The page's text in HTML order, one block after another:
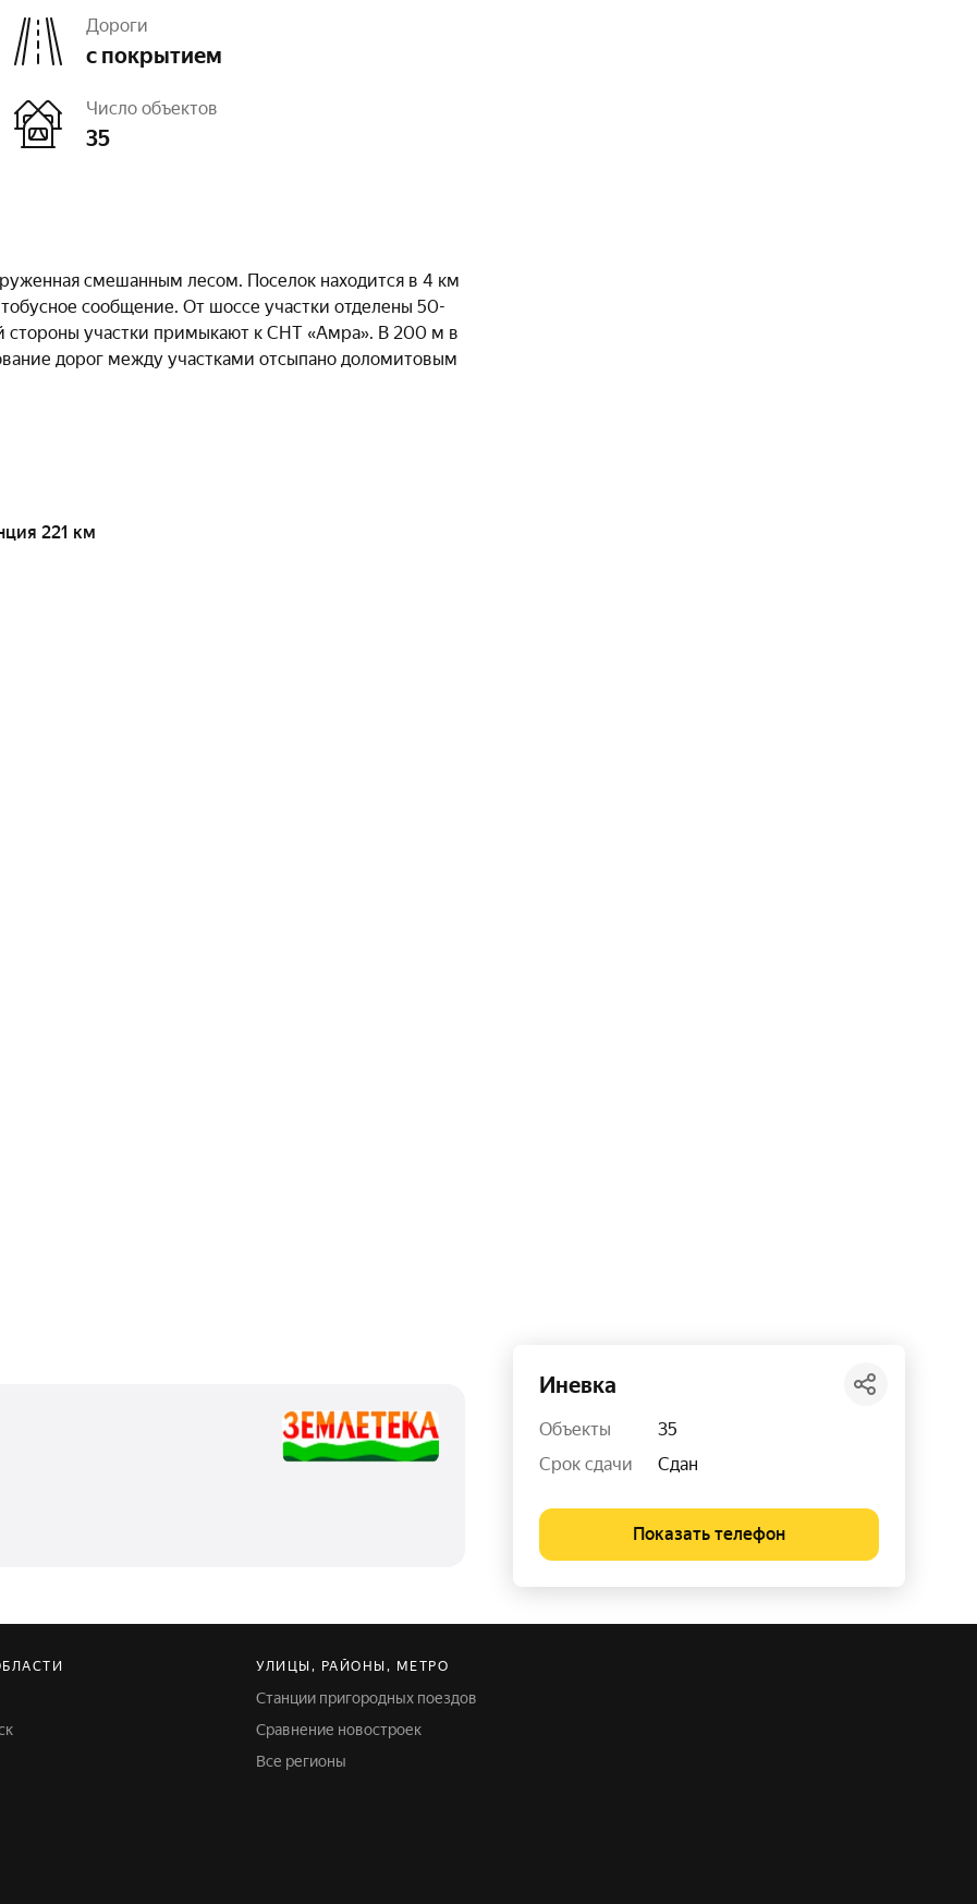
Дороги
с покрытием
Число объектов
35
смешанным лесом. Поселок находится в 4 км
сообщение. От шоссе участки отделены 50-
стороны участки примыкают к СНТ «Амра». В 200 м в
дорог между участками отсыпано доломитовым
221 км
Иневка
Объекты
35
Срок сдачи
Сдан
Показать телефон
УЛИЦЫ, РАЙОНЫ, МЕТРО
Станции пригородных поездов
Сравнение новостроек
Все регионы